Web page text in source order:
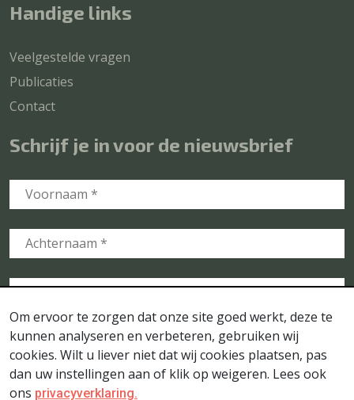
Handige links
Veelgestelde vragen
Publicaties
Contact
Schrijf je in voor de nieuwsbrief
Om ervoor te zorgen dat onze site goed werkt, deze te
kunnen analyseren en verbeteren, gebruiken wij
cookies. Wilt u liever niet dat wij cookies plaatsen, pas
dan uw instellingen aan of klik op weigeren. Lees ook
ons privacyverklaring.